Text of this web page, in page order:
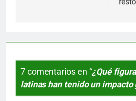
7 comentarios en “¿Qué
latinas han tenido un impacto